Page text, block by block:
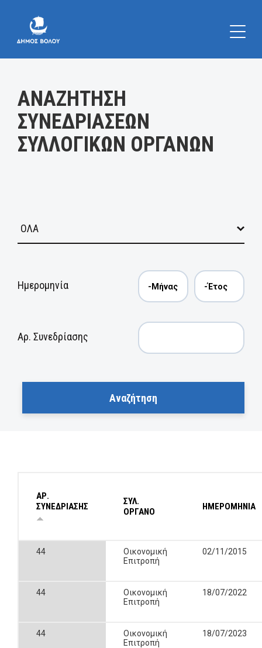
ΑΝΑΖΗΤΗΣΗ
ΣΥΝΕΔΡΙΑΣΕΩΝ
ΣΥΛΛΟΓΙΚΩΝ ΟΡΓΑΝΩΝ
Ημερομηνία
Αρ. Συνεδρίασης
ΑΡ.
ΣΥΝΕΔΡΙΑΣΗΣ
ΣΥΛ.
ΟΡΓΑΝΟ
ΗΜΕΡΟΜΗΝΙΑ
44
Οικονομική
Επιτροπή
02/11/2015
44
Οικονομική
Επιτροπή
18/07/2022
44
Οικονομική
Επιτροπή
18/07/2023